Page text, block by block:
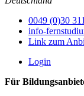
0049 (0)30
info-
Link zum
Login
Für